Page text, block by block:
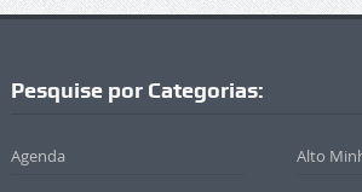
Pesquise por Categorias:
Agenda Alto